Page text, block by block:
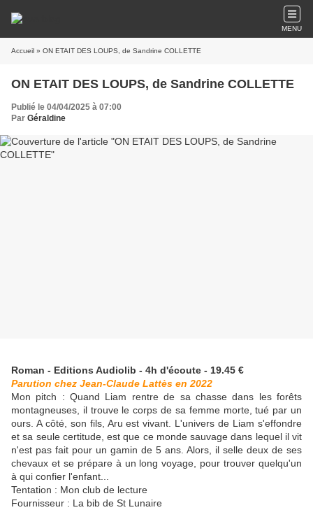
MENU
Accueil » ON ETAIT DES LOUPS, de Sandrine COLLETTE
ON ETAIT DES LOUPS, de Sandrine COLLETTE
Publié le 04/04/2025 à 07:00
Par Géraldine
Roman - Editions Audiolib - 4h d'écoute - 19.45 €
Parution chez Jean-Claude Lattès en 2022
Mon pitch : Quand Liam rentre de sa chasse dans les forêts
montagneuses, il trouve le corps de sa femme morte, tué par un
ours. A côté, son fils, Aru est vivant. L'univers de Liam s'effondre
et sa seule certitude, est que ce monde sauvage dans lequel il vit
n'est pas fait pour un gamin de 5 ans. Alors, il selle deux de ses
chevaux et se prépare à un long voyage, pour trouver quelqu'un
à qui confier l'enfant...
Tentation : Mon club de lecture
Fournisseur : La bib de St Lunaire